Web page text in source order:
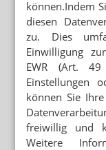
können.Indem
diesen
zu. Dies
Einwilligung
EWR (Art.
Einstellungen
können Sie
freiwillig und
Weitere